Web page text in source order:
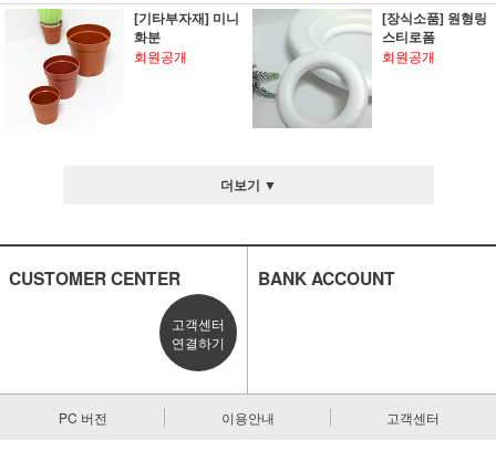
[기타부자재] 미니
화분
회원공개
[장식소품] 원형링
스티로폼
회원공개
더보기 ▼
CUSTOMER CENTER
고객센터
연결하기
BANK ACCOUNT
PC 버전 이용안내 고객센터